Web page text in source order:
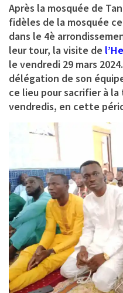
Après la mosquée de
fidèles de la mosquée
dans le 4è
leur tour, la visite de
le vendredi 29 mars
délégation de son
ce lieu pour sacrifier à
vendredis, en cette